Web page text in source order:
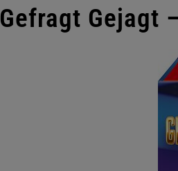
Gefragt Gejagt